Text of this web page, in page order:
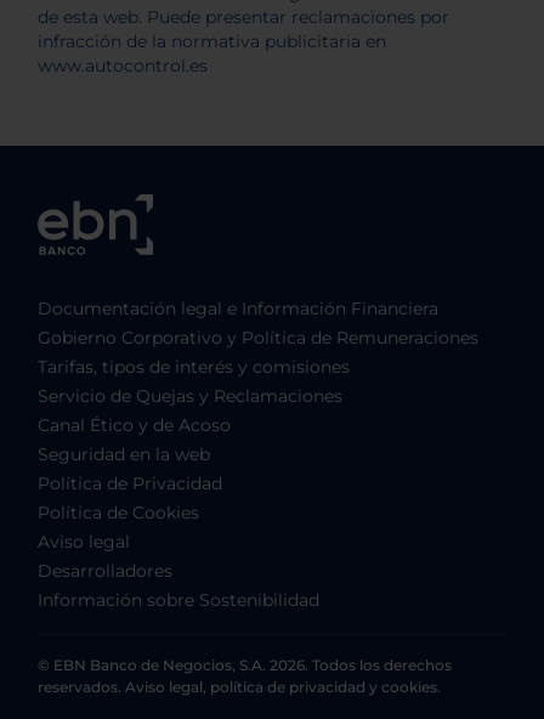
Documentación legal e Información Financiera
Gobierno Corporativo y Política de Remuneraciones
Tarifas, tipos de interés y comisiones
Servicio de Quejas y Reclamaciones
Canal Ético y de Acoso
Seguridad en la web
Política de Privacidad
Política de Cookies
Aviso legal
Desarrolladores
Información sobre Sostenibilidad
© EBN Banco de Negocios, S.A. 2026. Todos los derechos
reservados. Aviso legal, política de privacidad y cookies.